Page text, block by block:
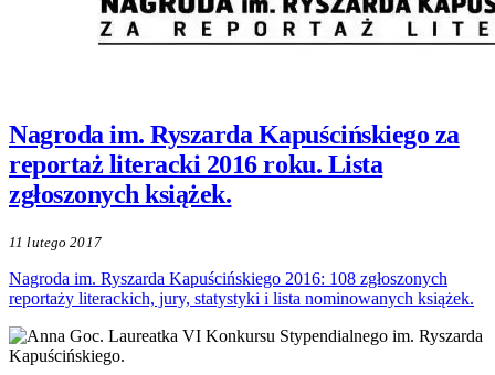
Nagroda im. Ryszarda Kapuścińskiego za
reportaż literacki 2016 roku. Lista
zgłoszonych książek.
11 lutego 2017
Nagroda im. Ryszarda Kapuścińskiego 2016: 108 zgłoszonych
reportaży literackich, jury, statystyki i lista nominowanych książek.